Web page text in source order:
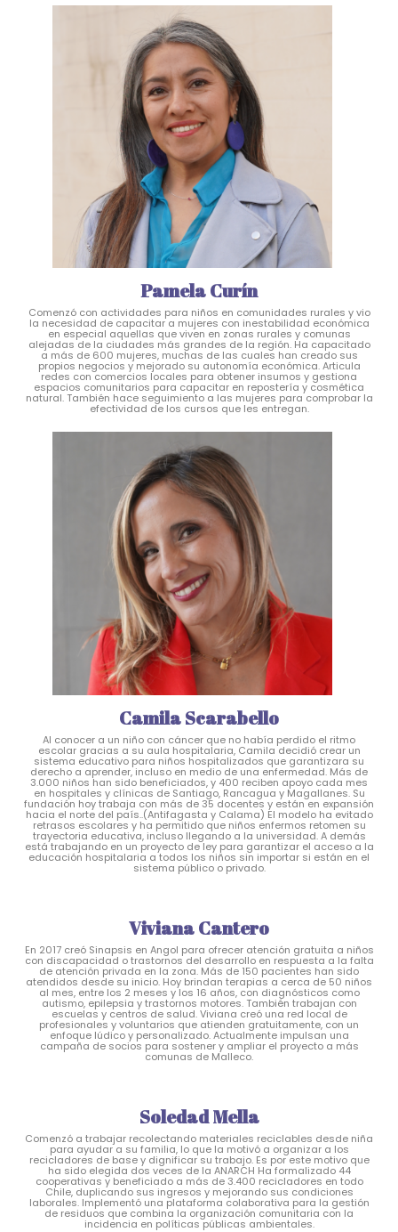
Pamela Curín
Comenzó con actividades para niños en comunidades rurales y vio
la necesidad de capacitar a mujeres con inestabilidad económica
en especial aquellas que viven en zonas rurales y comunas
alejadas de la ciudades más grandes de la región. Ha capacitado
a más de 600 mujeres, muchas de las cuales han creado sus
propios negocios y mejorado su autonomía económica. Articula
redes con comercios locales para obtener insumos y gestiona
espacios comunitarios para capacitar en repostería y cosmética
natural. También hace seguimiento a las mujeres para comprobar la
efectividad de los cursos que les entregan.
Camila Scarabello
Al conocer a un niño con cáncer que no había perdido el ritmo
escolar gracias a su aula hospitalaria, Camila decidió crear un
sistema educativo para niños hospitalizados que garantizara su
derecho a aprender, incluso en medio de una enfermedad. Más de
3.000 niños han sido beneficiados, y 400 reciben apoyo cada mes
en hospitales y clínicas de Santiago, Rancagua y Magallanes. Su
fundación hoy trabaja con más de 35 docentes y están en expansión
hacia el norte del país..(Antifagasta y Calama) El modelo ha evitado
retrasos escolares y ha permitido que niños enfermos retomen su
trayectoria educativa, incluso llegando a la universidad. A demás
está trabajando en un proyecto de ley para garantizar el acceso a la
educación hospitalaria a todos los niños sin importar si están en el
sistema público o privado.
Viviana Cantero
En 2017 creó Sinapsis en Angol para ofrecer atención gratuita a niños
con discapacidad o trastornos del desarrollo en respuesta a la falta
de atención privada en la zona. Más de 150 pacientes han sido
atendidos desde su inicio. Hoy brindan terapias a cerca de 50 niños
al mes, entre los 2 meses y los 16 años, con diagnósticos como
autismo, epilepsia y trastornos motores. También trabajan con
escuelas y centros de salud. Viviana creó una red local de
profesionales y voluntarios que atienden gratuitamente, con un
enfoque lúdico y personalizado. Actualmente impulsan una
campaña de socios para sostener y ampliar el proyecto a más
comunas de Malleco.
Soledad Mella
Comenzó a trabajar recolectando materiales reciclables desde niña
para ayudar a su familia, lo que la motivó a organizar a los
recicladores de base y dignificar su trabajo. Es por este motivo que
ha sido elegida dos veces de la ANARCH Ha formalizado 44
cooperativas y beneficiado a más de 3.400 recicladores en todo
Chile, duplicando sus ingresos y mejorando sus condiciones
laborales. Implementó una plataforma colaborativa para la gestión
de residuos que combina la organización comunitaria con la
incidencia en políticas públicas ambientales.